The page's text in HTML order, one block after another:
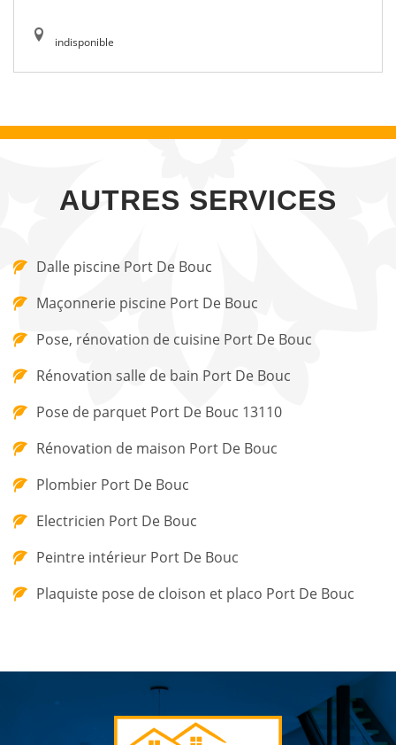
indisponible
AUTRES SERVICES
Dalle piscine Port De Bouc
Maçonnerie piscine Port De Bouc
Pose, rénovation de cuisine Port De Bouc
Rénovation salle de bain Port De Bouc
Pose de parquet Port De Bouc 13110
Rénovation de maison Port De Bouc
Plombier Port De Bouc
Electricien Port De Bouc
Peintre intérieur Port De Bouc
Plaquiste pose de cloison et placo Port De Bouc